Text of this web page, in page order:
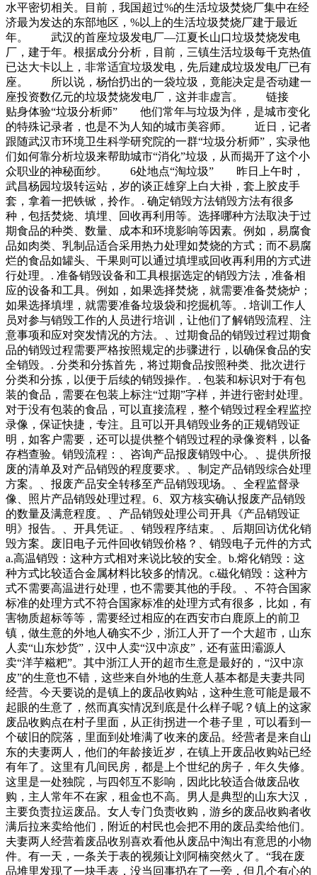
水平密切相关。目前，我国超过%的生活垃圾焚烧厂集中在经
济最为发达的东部地区，%以上的生活垃圾焚烧厂建于最近
年。 武汉的首座垃圾发电厂—江夏长山口垃圾焚烧发电
厂，建于年。根据成分分析，目前，三镇生活垃圾每千克热值
已达大卡以上，非常适宜垃圾发电，先后建成垃圾发电厂已有
座。 所以说，杨怡扔出的一袋垃圾，竟能决定是否动建一
座投资数亿元的垃圾焚烧发电厂，这并非虚言。 链接
贴身体验“垃圾分析师” 他们常年与垃圾为伴，是城市变化
的特殊记录者，也是不为人知的城市美容师。 近日，记者
跟随武汉市环境卫生科学研究院的一群“垃圾分析师”，实录他
们如何靠分析垃圾来帮助城市“消化”垃圾，从而揭开了这个小
众职业的神秘面纱。 6处地点“淘垃圾” 昨日上午时，
武昌杨园垃圾转运站，岁的谈正雄穿上白大褂，套上胶皮手
套，拿着一把铁锨，拎作。. 确定销毁方法销毁方法有很多
种，包括焚烧、填埋、回收再利用等。选择哪种方法取决于过
期食品的种类、数量、成本和环境影响等因素。例如，易腐食
品如肉类、乳制品适合采用热力处理如焚烧的方式；而不易腐
烂的食品如罐头、干果则可以通过填埋或回收再利用的方式进
行处理。. 准备销毁设备和工具根据选定的销毁方法，准备相
应的设备和工具。例如，如果选择焚烧，就需要准备焚烧炉；
如果选择填埋，就需要准备垃圾袋和挖掘机等。. 培训工作人
员对参与销毁工作的人员进行培训，让他们了解销毁流程、注
意事项和应对突发情况的方法。、过期食品的销毁过程过期食
品的销毁过程需要严格按照规定的步骤进行，以确保食品的安
全销毁。. 分类和分拣首先，将过期食品按照种类、批次进行
分类和分拣，以便于后续的销毁操作。. 包装和标识对于有包
装的食品，需要在包装上标注“过期”字样，并进行密封处理。
对于没有包装的食品，可以直接流程，整个销毁过程全程监控
录像，保证快捷，专注。且可以开具销毁业务的正规销毁证
明，如客户需要，还可以提供整个销毁过程的录像资料，以备
存档查验。销毁流程：、咨询产品报废销毁中心。、提供所报
废的清单及对产品销毁的程度要求。、制定产品销毁综合处理
方案。、报废产品安全转移至产品销毁现场。、全程监督录
像、照片产品销毁处理过程。6、双方核实确认报废产品销毁
的数量及满意程度。、产品销毁处理公司开具《产品销毁证
明》报告。、开具凭证。、销毁程序结束。、后期回访优化销
毁方案。废旧电子元件回收销毁价格？、销毁电子元件的方式
a.高温销毁：这种方式相对来说比较的安全。b.熔化销毁：这
种方式比较适合金属材料比较多的情况。c.磁化销毁：这种方
式不需要高温进行处理，也不需要其他的手段。、不符合国家
标准的处理方式不符合国家标准的处理方式有很多，比如，有
害物质超标等等，需要经过相应的在西安市白鹿原上的前卫
镇，做生意的外地人确实不少，浙江人开了一个大超市，山东
人卖“山东炒货”，汉中人卖“汉中凉皮”，还有蓝田灞源人
卖“洋芋糍粑”。其中浙江人开的超市生意是最好的，“汉中凉
皮”的生意也不错，这些来自外地的生意人基本都是夫妻共同
经营。今天要说的是镇上的废品收购站，这种生意可能是最不
起眼的生意了，然而真实情况到底是什么样子呢？镇上的这家
废品收购点在村子里面，从正街拐进一个巷子里，可以看到一
个破旧的院落，里面到处堆满了收来的废品。经营者是来自山
东的夫妻两人，他们的年龄接近岁，在镇上开废品收购站已经
有年了。这里有几间民房，都是上个世纪的房子，年久失修。
这里是一处独院，与四邻互不影响，因此比较适合做废品收
购，主人常年不在家，租金也不高。男人是典型的山东大汉，
主要负责拉运废品。女人专门负责收购，游乡的废品收购者收
满后拉来卖给他们，附近的村民也会把不用的废品卖给他们。
夫妻两人经营着废品收别喜欢看他从废品中淘出有意思的小物
件。有一天，一条关于表的视频让刘阿楠突然火了。“我在废
品堆里发现了一块手表，没当回事扔在了一旁，但几个有心的